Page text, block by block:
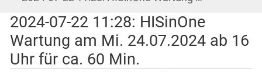
2024-07-22 11:28: HISinOne
Wartung am Mi. 24.07.2024 ab 16
Uhr für ca. 60 Min.